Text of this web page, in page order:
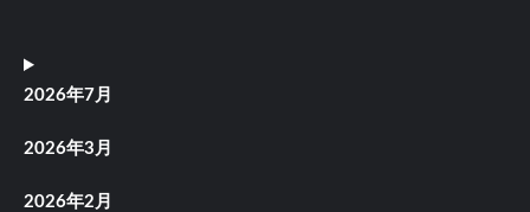
2026年7月
2026年3月
2026年2月